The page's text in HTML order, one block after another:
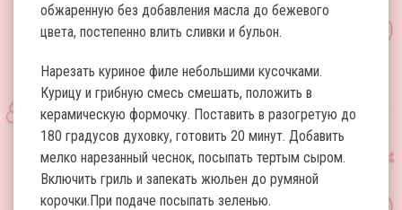
обжаренную без добавления масла до бежевого
цвета, постепенно влить сливки и бульон.
Нарезать куриное филе небольшими кусочками.
Курицу и грибную смесь смешать, положить в
керамическую формочку. Поставить в разогретую до
180 градусов духовку, готовить 20 минут. Добавить
мелко нарезанный чеснок, посыпать тертым сыром.
Включить гриль и запекать жюльен до румяной
корочки.При подаче посыпать зеленью.